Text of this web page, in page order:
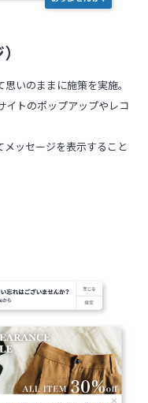
いのままに施策を実施。
イトのポップアップやレコ
ッセージを表示すること